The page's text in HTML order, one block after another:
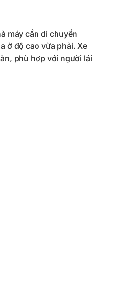
máy cần di chuyển
ở độ cao vừa phải. Xe
phù hợp với người lái